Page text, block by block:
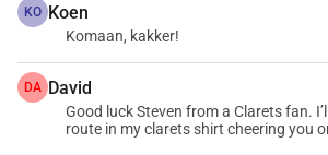
PS: Vuodesta 2024 alkaen osoite ja kansallinen numero
on pakollista mainita, jos haluat saada
lahjoituksistasi, jotka ovat vähintään 40
KO Koen
Komaan, kakker!
DA David
Good luck Steven from a Clarets fan.
route in my clarets shirt cheering you